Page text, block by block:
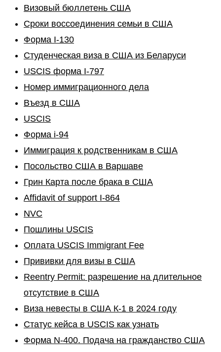
Визовый бюллетень США
Сроки воссоединения семьи в США
Форма I-130
Студенческая виза в США из Беларуси
USCIS форма I-797
Номер иммиграционного дела
Въезд в США
USCIS
Форма i-94
Иммиграция к родственникам в США
Посольство США в Варшаве
Грин Карта после брака в США
Affidavit of support I-864
NVC
Пошлины USCIS
Оплата USCIS Immigrant Fee
Прививки для визы в США
Reentry Permit: разрешение на длительное
отсутствие в США
Виза невесты в США К-1 в 2024 году
Статус кейса в USCIS как узнать
Форма N-400. Подача на гражданство США